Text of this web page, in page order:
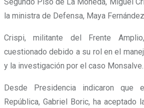
la ministra de Defensa, Maya Fernández.
Crispi, militante del Frente
cuestionado debido a su rol en el
y la investigación por el caso Monsalve.
Desde Presidencia indicaron que
República, Gabriel Boric, ha aceptado